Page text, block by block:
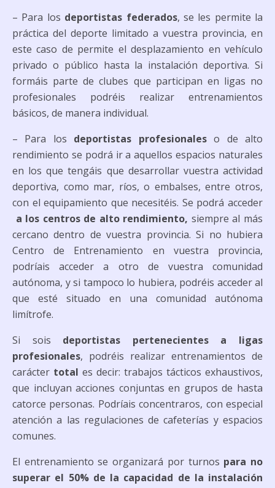
– Para los deportistas federados, se les permite la
práctica del deporte limitado a vuestra provincia, en
este caso de permite el desplazamiento en vehículo
privado o público hasta la instalación deportiva. Si
formáis parte de clubes que participan en ligas no
profesionales podréis realizar entrenamientos
básicos, de manera individual.
– Para los deportistas profesionaleso de alto
rendimiento se podrá ir a aquellos espacios naturales
en los que tengáis que desarrollar vuestra actividad
deportiva, como mar, ríos, o embalses, entre otros,
con el equipamiento que necesitéis. Se podrá acceder
a los centros de alto rendimiento, siempre al más
cercano dentro de vuestra provincia. Si no hubiera
Centro de Entrenamiento en vuestra provincia,
podríais acceder a otro de vuestra comunidad
autónoma, y si tampoco lo hubiera, podréis acceder al
que esté situado en una comunidad autónoma
limítrofe.
Si sois deportistas pertenecientes a ligas
profesionales, podréis realizar entrenamientos de
carácter total es decir: trabajos tácticos exhaustivos,
que incluyan acciones conjuntas en grupos de hasta
catorce personas. Podríais concentraros, con especial
atención a las regulaciones de cafeterías y espacios
comunes.
El entrenamiento se organizará por turnos para no
superar el 50% de la capacidad de la instalación